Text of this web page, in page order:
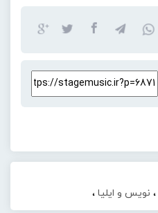
، نویس و ایلیا ،